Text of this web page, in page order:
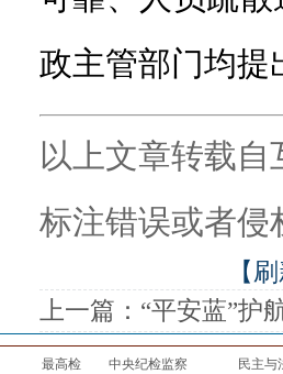
政主管部门均提
以上文章转载
标注错误或者侵
【
上一篇： “平安蓝”护
最高检 中央纪检监察 民主与